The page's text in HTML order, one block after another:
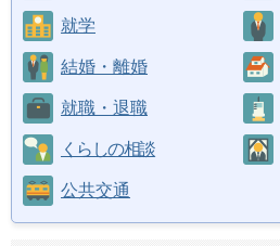
就学
結婚・離婚
就職・退職
くらしの相談
公共交通